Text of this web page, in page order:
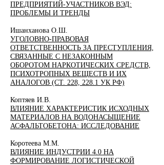
ПРЕДПРИЯТИЙ-УЧАСТНИКОВ ВЭД:
ПРОБЛЕМЫ И ТРЕНДЫ
Ишанханова О.Ш.
УГОЛОВНО-ПРАВОВАЯ
ОТВЕТСТВЕННОСТЬ ЗА ПРЕСТУПЛЕНИЯ,
СВЯЗАННЫЕ С НЕЗАКОННЫМ
ОБОРОТОМ НАРКОТИЧЕСКИХ СРЕДСТВ,
ПСИХОТРОПНЫХ ВЕЩЕСТВ И ИХ
АНАЛОГОВ (СТ. 228, 228.1 УК РФ)
Коптяев И.В.
ВЛИЯНИЕ ХАРАКТЕРИСТИК ИСХОДНЫХ
МАТЕРИАЛОВ НА ВОДОНАСЫЩЕНИЕ
АСФАЛЬТОБЕТОНА: ИССЛЕДОВАНИЕ
Коротеева М.М.
ВЛИЯНИЕ ИНДУСТРИИ 4.0 НА
ФОРМИРОВАНИЕ ЛОГИСТИЧЕСКОЙ